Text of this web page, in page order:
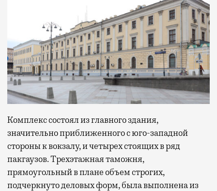
Комплекс состоял из главного здания,
значительно приближенного с юго-западной
стороны к вокзалу, и четырех стоящих в ряд
пакгаузов. Трехэтажная таможня,
прямоугольный в плане объем строгих,
подчеркнуто деловых форм, была выполнена из